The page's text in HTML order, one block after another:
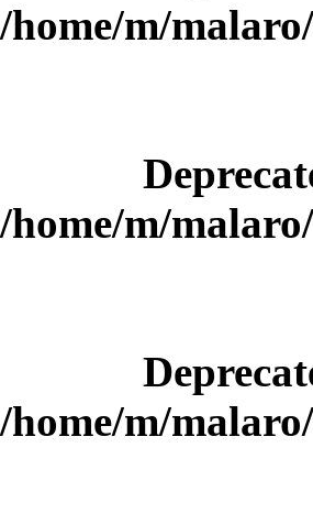
/home/m/
/home/m/
/home/m/